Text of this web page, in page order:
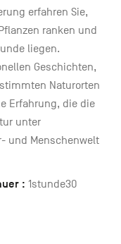
erfahren Sie,
ranken und
liegen.
Geschichten,
Naturorten
Erfahrung, die die
unter
und Menschenwelt
: 1stunde30